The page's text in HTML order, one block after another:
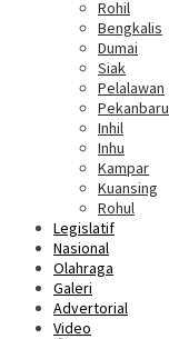
Rohil
Bengkalis
Dumai
Siak
Pelalawan
Pekanbaru
Inhil
Inhu
Kampar
Kuansing
Rohul
Legislatif
Nasional
Olahraga
Galeri
Advertorial
Video